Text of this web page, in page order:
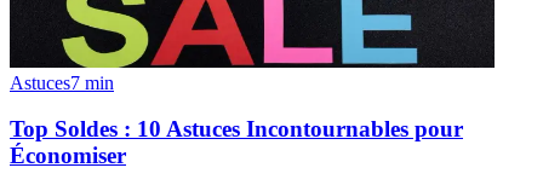
Astuces7 min
Top Soldes : 10 Astuces Incontournables pour
Économiser